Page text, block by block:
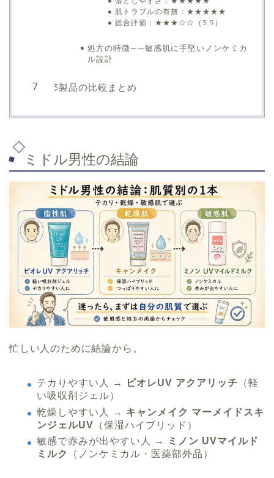
肌トラブルの有無：★★★★★
総合評価：★★★☆☆（3.9）
処方の特徴——敏感肌に手堅いノンケミカ
ル設計
3製品の比較まとめ
ミドル男性の結論
忙しい人のために結論から。
テカりやすい人 → ビオレUV アクアリッチ （軽
い吸収剤ジェル）
乾燥しやすい人 → キャンメイク マーメイドスキ
ンジェルUV （保湿ハイブリッド）
敏感で赤みが出やすい人 →
ミノン UVマイルド
ミルク
（ノンケミカル・医薬部外品）